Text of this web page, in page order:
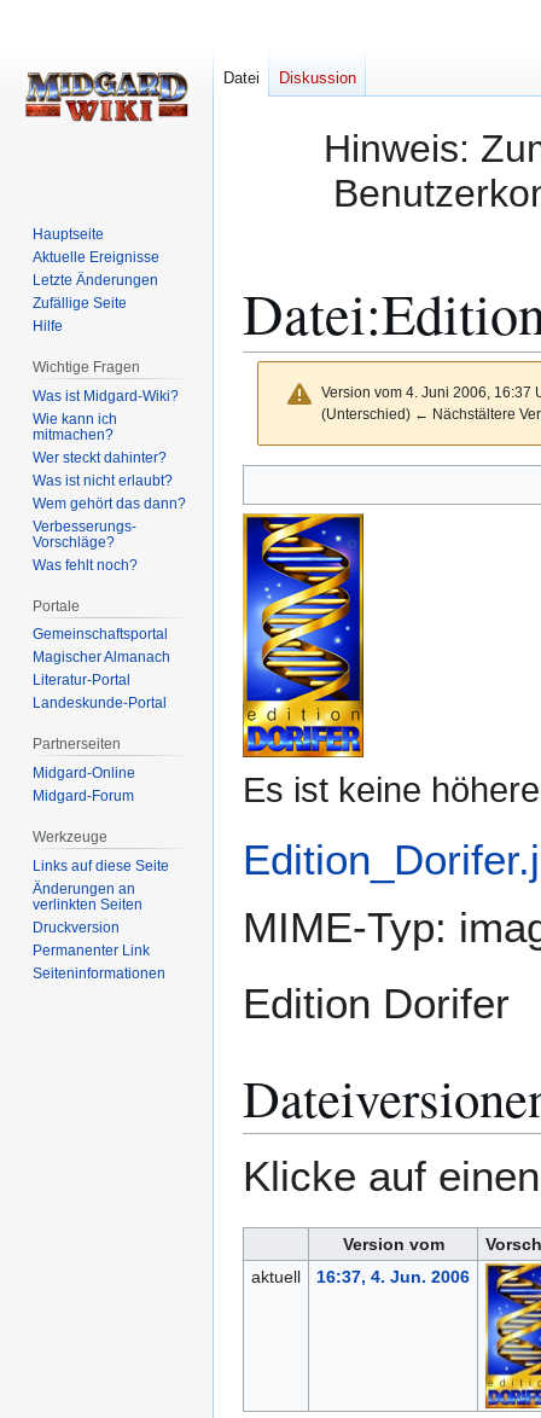
Hinweis:
Datei:
Version vom 4. Juni 2006, 16:37
(Unterschied) ← Nächstältere
Navigation
springen
Suche
springen
Es ist keine
MIME-Typ:
Edition Dorifer
Klicke auf
Version vom
aktuell
16:37, 4. Jun. 2006
Datei Diskussion
Hauptseite
Aktuelle Ereignisse
Letzte Änderungen
Zufällige Seite
Hilfe
Wichtige Fragen
Was ist Midgard-Wiki?
Wie kann ich
mitmachen?
Wer steckt dahinter?
Was ist nicht erlaubt?
Wem gehört das dann?
Verbesserungs-
Vorschläge?
Was fehlt noch?
Portale
Gemeinschafts­portal
Magischer Almanach
Literatur-Portal
Landeskunde-Portal
Partnerseiten
Midgard-Online
Midgard-Forum
Werkzeuge
Links auf diese Seite
Änderungen an
verlinkten Seiten
Druckversion
Permanenter Link
Seiten­­informationen